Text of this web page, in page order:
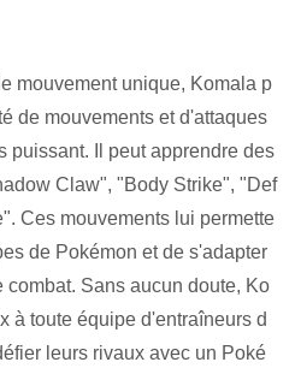
mouvement unique, Komala p
de mouvements et d'attaques
puissant. Il peut apprendre des
Claw", "Body Strike", "Def
⁢Ces⁢ mouvements‍ lui permette
de ⁢Pokémon⁤ et de s'adapter
combat. Sans aucun doute, Ko
à toute équipe d'entraîneurs d
leurs rivaux avec un Poké